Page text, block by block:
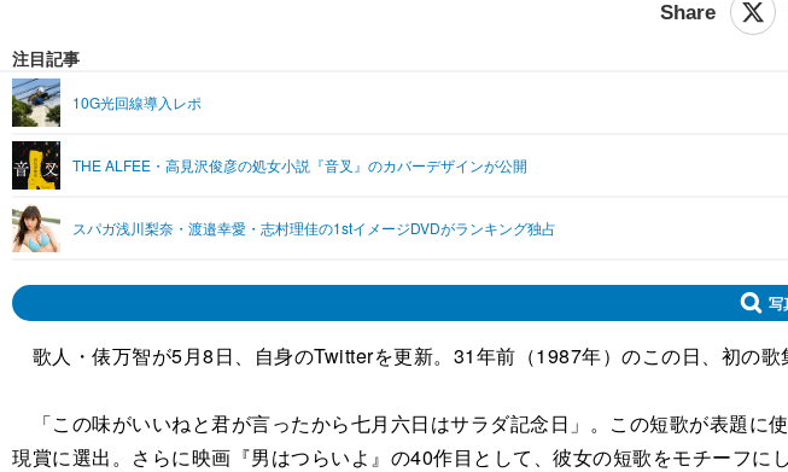
音楽
ライフ
ペット
その他
リリース一覧
プッシュ通知の停止方法
注目記事
10G光回線導入レポ
THE ALFEE・高見沢俊彦の処女小説『音叉』のカバーデザインが公開
スパガ浅川梨奈・渡邉幸愛・志村理佳の1stイメージDVDがランキング独占
写
歌人・俵万智が5月8日、自身のTwitterを更新。31年前（1987年）のこの日、初の歌
「この味がいいねと君が言ったから七月六日はサラダ記念日」。この短歌が表題
現賞に選出。さらに映画『男はつらいよ』の40作目として、彼女の短歌をモチーフに